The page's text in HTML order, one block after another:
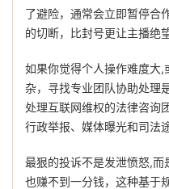
了避险，通常会立即暂停合
的切断，比封号更让主播绝望
如果你觉得个人操作难度大
杂，寻找专业团队协助处理
处理互联网维权的法律咨询
行政举报、媒体曝光和司法
最狠的投诉不是发泄愤怒,
也赚不到一分钱，这种基于